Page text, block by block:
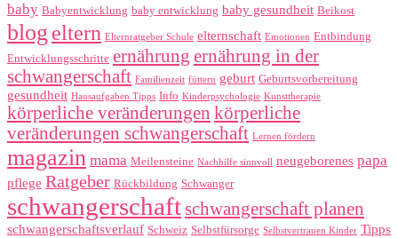
baby Babyentwicklung baby entwicklung baby gesundheit Beikost
blog eltern Elternratgeber Schule elternschaft Emotionen Entbindung
Entwicklungsschritte ernährung ernährung in der
schwangerschaft Familienzeit füttern geburt Geburtsvorbereitung
gesundheit Hausaufgaben Tipps Info Kinderpsychologie Kunsttherapie
körperliche veränderungen körperliche
veränderungen schwangerschaft Lernen fördern
magazin mama Meilensteine Nachhilfe sinnvoll neugeborenes papa
pflege Ratgeber Rückbildung Schwanger
schwangerschaftschwangerschaft planen
schwangerschaftsverlauf Schweiz Selbstfürsorge Selbstvertrauen Kinder Tipps